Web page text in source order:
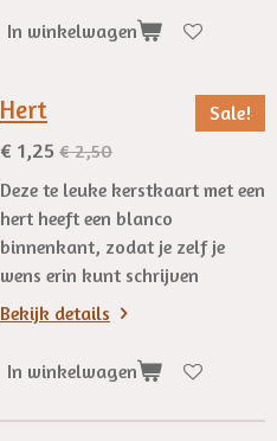
In winkelwagen
Sale!
Hert
€ 1,25 € 2,50
Deze te leuke kerstkaart met een
hert heeft een blanco
binnenkant, zodat je zelf je
wens erin kunt schrijven
Bekijk details
In winkelwagen